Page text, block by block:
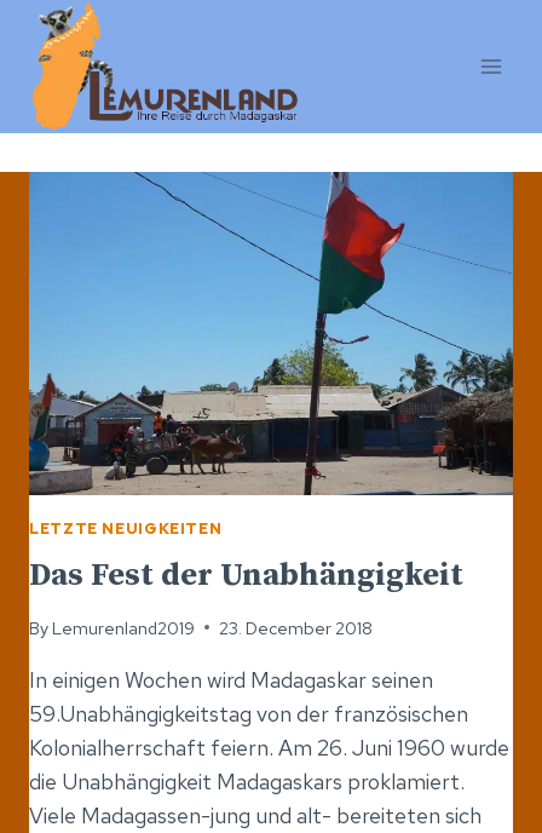
Skip
content
LETZTE NEUIGKEITEN
Das Fest der Unabhängigkeit
By Lemurenland2019 23. December 2018
In einigen Wochen wird Madagaskar seinen
59.Unabhängigkeitstag von der französischen
Kolonialherrschaft feiern. Am 26. Juni 1960 wurde
die Unabhängigkeit Madagaskars proklamiert.
Viele Madagassen-jung und alt- bereiteten sich